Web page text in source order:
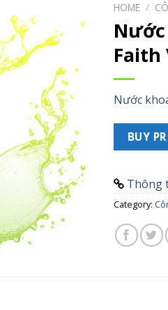
HOME /
Faith
Nước
BUY
Thông
Category: